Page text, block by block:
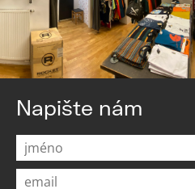
Napište nám